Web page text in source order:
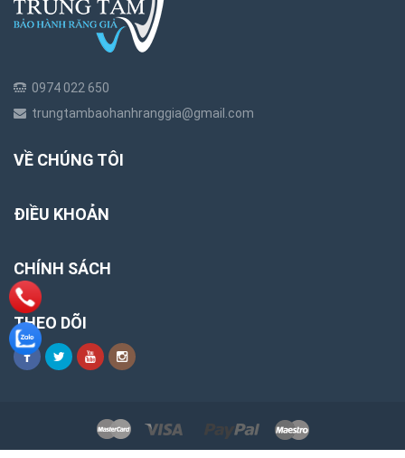
0974 022 650
trungtambaohanhranggia@gmail.com
VỀ CHÚNG TÔI
ĐIỀU KHOẢN
CHÍNH SÁCH
THEO DÕI